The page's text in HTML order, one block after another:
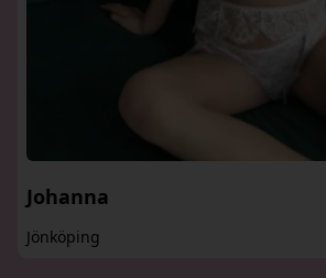
Johanna
Jönköping